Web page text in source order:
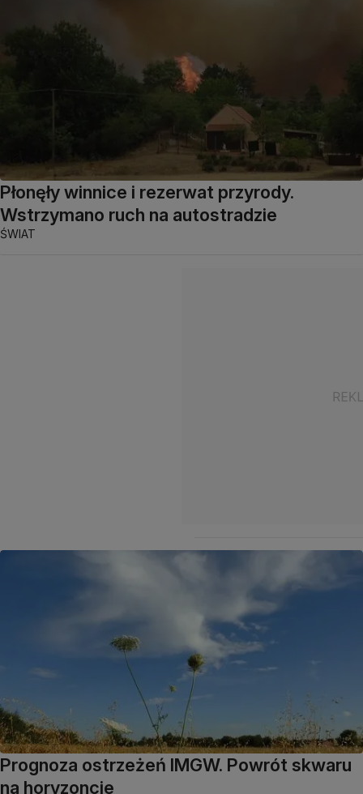
Płonęły winnice i rezerwat przyrody.
Wstrzymano ruch na autostradzie
ŚWIAT
Prognoza ostrzeżeń IMGW. Powrót skwaru
na horyzoncie